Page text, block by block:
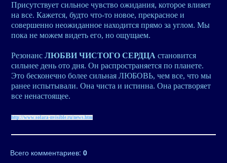
Присутствует сильное чувство ожидания, которое влияет
на все. Кажется, будто что-то новое, прекрасное и
совершенно неожиданное находится прямо за углом. Мы
пока не можем видеть его, но ощущаем.
Резонанс ЛЮБВИ ЧИСТОГО СЕРДЦА становится
сильнее день ото дня. Он распространяется по планете.
Это бесконечно более сильная ЛЮБОВЬ, чем все, что мы
ранее испытывали. Она чиста и истинна. Она растворяет
все ненастоящее.
http://www.solara-nvisible.ru/news.htm
Всего комментариев: 0